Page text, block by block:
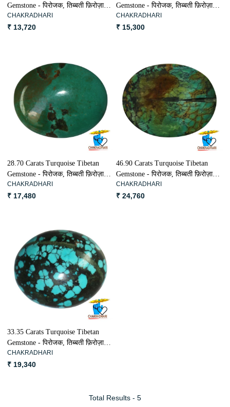
Gemstone - पिरोजक, तिब्बती फ़िरोज़ा
रत्न
CHAKRADHARI
₹ 13,720
Gemstone - पिरोजक, तिब्बती फ़िरोज़ा
रत्न
CHAKRADHARI
₹ 15,300
Loading...
28.70 Carats Turquoise Tibetan
Gemstone - पिरोजक, तिब्बती फ़िरोज़ा
रत्न
CHAKRADHARI
₹ 17,480
Loading...
46.90 Carats Turquoise Tibetan
Gemstone - पिरोजक, तिब्बती फ़िरोज़ा
रत्न
CHAKRADHARI
₹ 24,760
Loading...
33.35 Carats Turquoise Tibetan
Gemstone - पिरोजक, तिब्बती फ़िरोज़ा
रत्न
CHAKRADHARI
₹ 19,340
Total Results - 5